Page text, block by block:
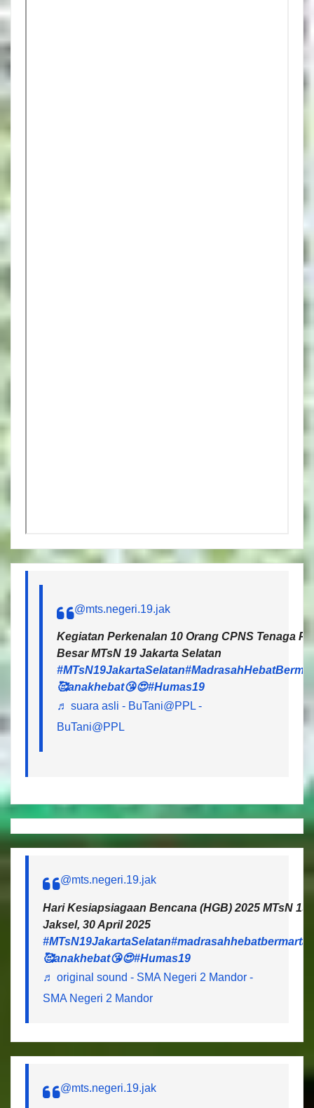
@mts.negeri.19.jak
Kegiatan Perkenalan 10 Orang CPNS Tenaga
Besar MTsN 19 Jakarta Selatan
#MTsN19JakartaSelatan
🥰anakhebat😘😍#Humas19
♬ suara asli - BuTani@PPL -
BuTani@PPL
@mts.negeri.19.jak
Hari Kesiapsiagaan Bencana (HGB) 2025 MTsN
Jaksel, 30 April 2025
#MTsN19JakartaSelatan
🥰anakhebat😘😍#Humas19
♬ original sound - SMA Negeri 2 Mandor -
SMA Negeri 2 Mandor
@mts.negeri.19.jak